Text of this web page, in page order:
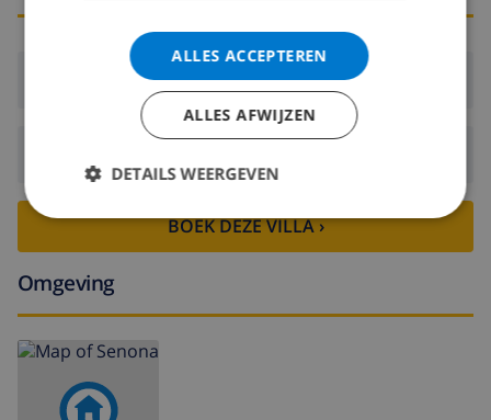
Aankomst:Vanaf 16:00 voor 21:00
BOEK DEZE VILLA ›
Omgeving
ALLES ACCEPTEREN
ALLES AFWIJZEN
DETAILS WEERGEVEN